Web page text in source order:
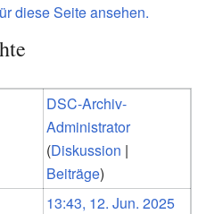
diese Seite ansehen.
DSC-Archiv-
Administrator
(Diskussion |
Beiträge)
13:43, 12. Jun. 2025